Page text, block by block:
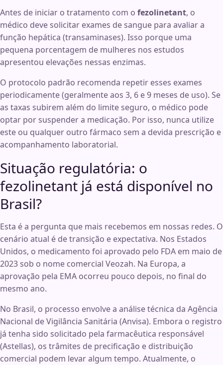
Antes de iniciar o tratamento com o fezolinetant, o
médico deve solicitar exames de sangue para avaliar a
função hepática (transaminases). Isso porque uma
pequena porcentagem de mulheres nos estudos
apresentou elevações nessas enzimas.
O protocolo padrão recomenda repetir esses exames
periodicamente (geralmente aos 3, 6 e 9 meses de uso). Se
as taxas subirem além do limite seguro, o médico pode
optar por suspender a medicação. Por isso, nunca utilize
este ou qualquer outro fármaco sem a devida prescrição e
acompanhamento laboratorial.
Situação regulatória: o
fezolinetant já está disponível no
Brasil?
Esta é a pergunta que mais recebemos em nossas redes. O
cenário atual é de transição e expectativa. Nos Estados
Unidos, o medicamento foi aprovado pelo FDA em maio de
2023 sob o nome comercial Veozah. Na Europa, a
aprovação pela EMA ocorreu pouco depois, no final do
mesmo ano.
No Brasil, o processo envolve a análise técnica da Agência
Nacional de Vigilância Sanitária (Anvisa). Embora o registro
já tenha sido solicitado pela farmacêutica responsável
(Astellas), os trâmites de precificação e distribuição
comercial podem levar algum tempo. Atualmente, o